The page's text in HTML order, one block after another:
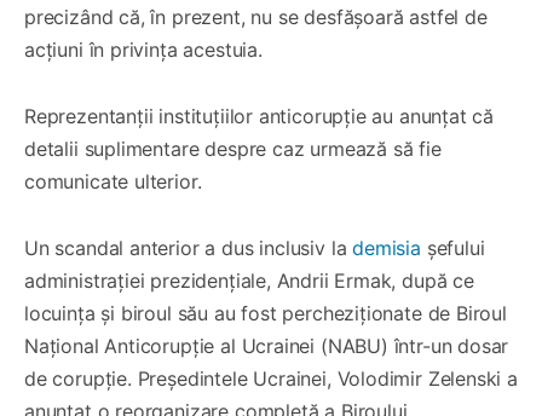
precizând că, în prezent, nu se desfășoară astfel de
acțiuni în privința acestuia.
Reprezentanții instituțiilor anticorupție au anunțat că
detalii suplimentare despre caz urmează să fie
comunicate ulterior.
Un scandal anterior a dus inclusiv lademisia șefului
administrației prezidențiale, Andrii Ermak, după ce
locuința și biroul său au fost percheziționate de Biroul
Național Anticorupție al Ucrainei (NABU) într-un dosar
de corupție. Președintele Ucrainei, Volodimir Zelenski a
anunțat o reorganizare completă a Biroului